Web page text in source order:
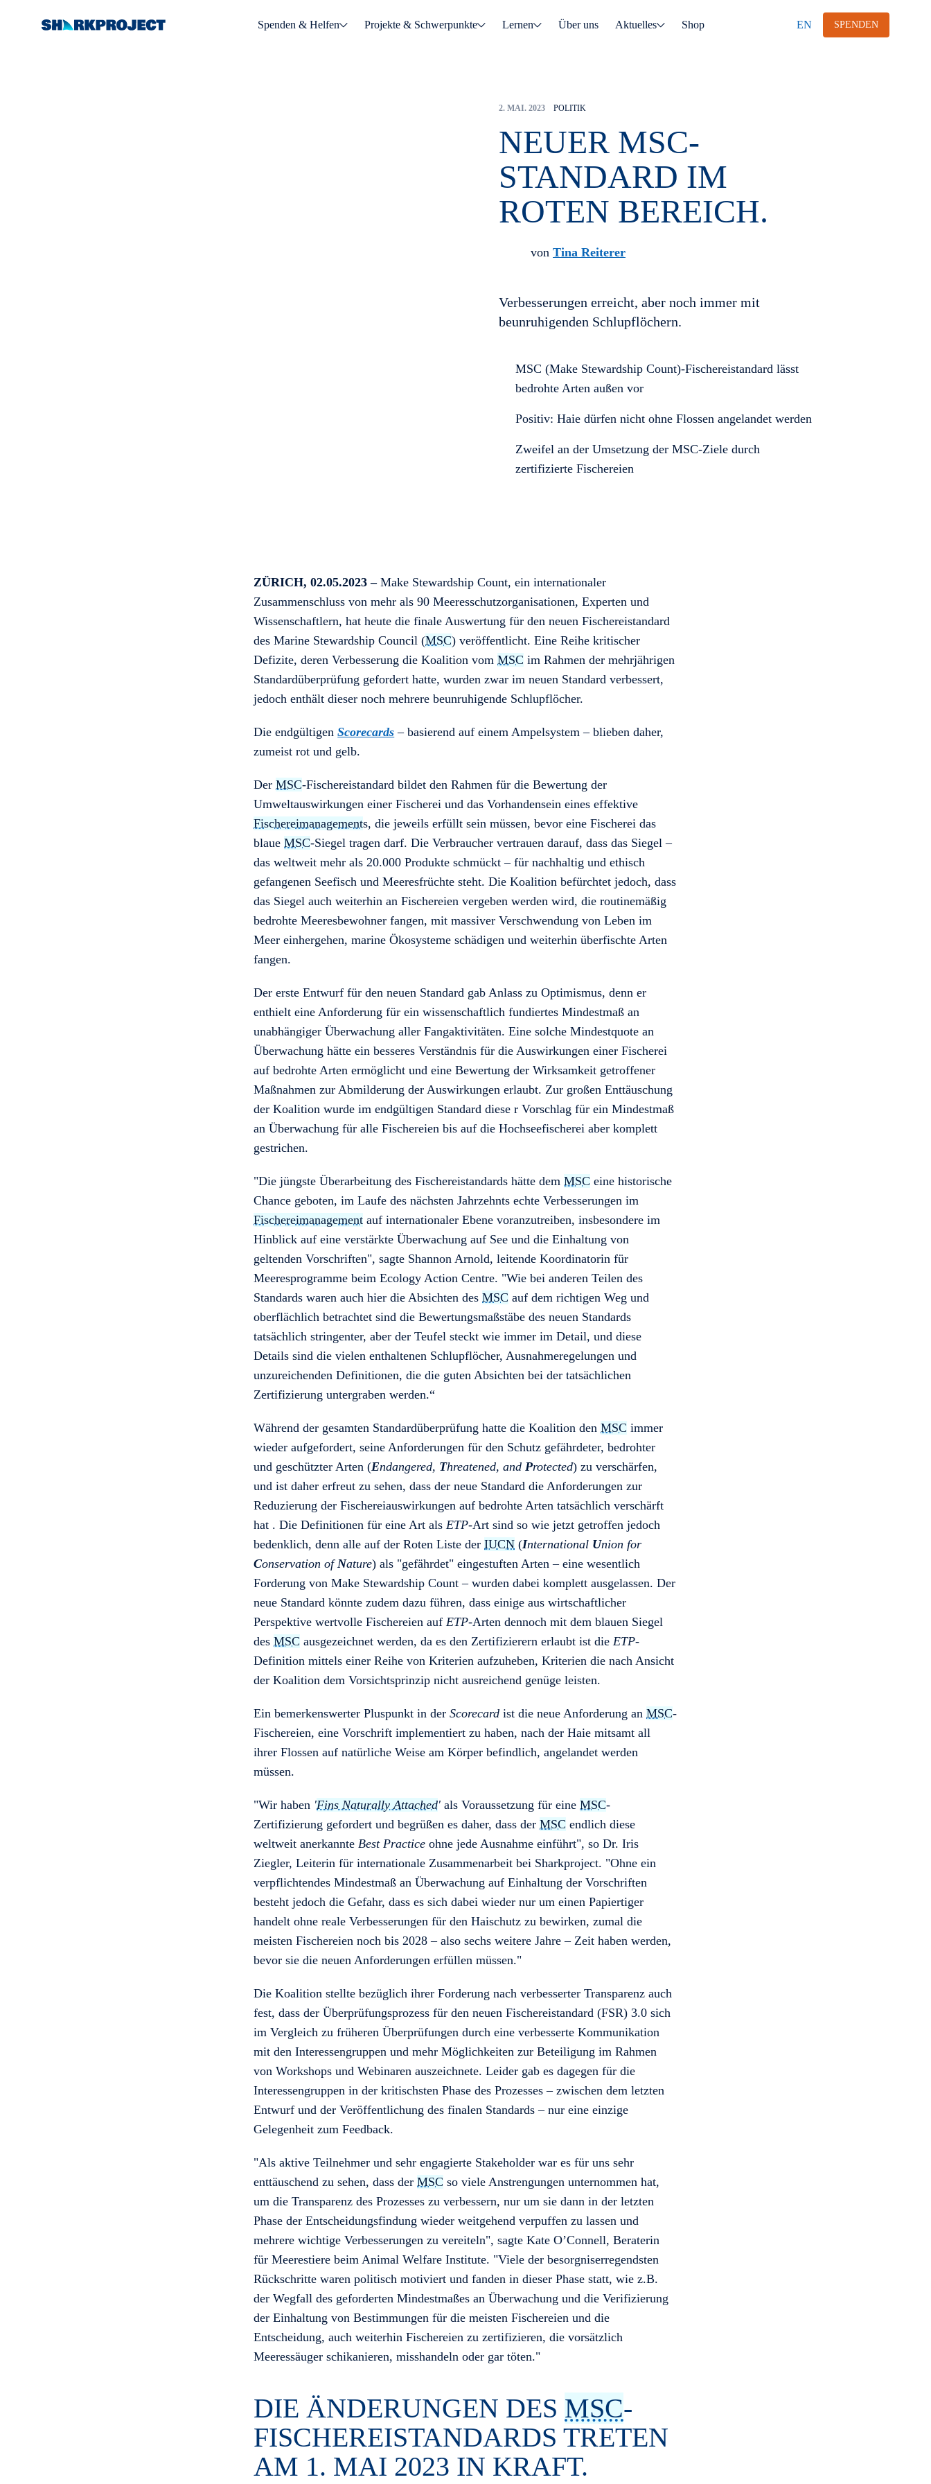
Spenden & Helfen Projekte & Schwerpunkte Lernen Über uns Aktuelles Shop EN SPENDEN
2. MAI. 2023 POLITIK
NEUER MSC-
STANDARD IM
ROTEN BEREICH.
von Tina Reiterer
Verbesserungen erreicht, aber noch immer mit
beunruhigenden Schlupflöchern.
MSC (Make Stewardship Count)-Fischereistandard lässt
bedrohte Arten außen vor
Positiv: Haie dürfen nicht ohne Flossen angelandet werden
Zweifel an der Umsetzung der MSC-Ziele durch
zertifizierte Fischereien
ZÜRICH, 02.05.2023 –Make Stewardship Count, ein internationaler
Zusammenschluss von mehr als 90 Meeresschutzorganisationen, Experten und
Wissenschaftlern, hat heute die finale Auswertung für den neuen Fischereistandard
des Marine Stewardship Council (MSC) veröffentlicht. Eine Reihe kritischer
Defizite, deren Verbesserung die Koalition vomMSC im Rahmen der mehrjährigen
Standardüberprüfung gefordert hatte, wurden zwar im neuen Standard verbessert,
jedoch enthält dieser noch mehrere beunruhigende Schlupflöcher.
Die endgültigenScorecards – basierend auf einem Ampelsystem – blieben daher,
zumeist rot und gelb.
DerMSC-Fischereistandard bildet den Rahmen für die Bewertung der
Umweltauswirkungen einer Fischerei und das Vorhandensein eines effektive
Fischereimanagements, die jeweils erfüllt sein müssen, bevor eine Fischerei das
blaueMSC-Siegel tragen darf. Die Verbraucher vertrauen darauf, dass das Siegel –
das weltweit mehr als 20.000 Produkte schmückt – für nachhaltig und ethisch
gefangenen Seefisch und Meeresfrüchte steht. Die Koalition befürchtet jedoch, dass
das Siegel auch weiterhin an Fischereien vergeben werden wird, die routinemäßig
bedrohte Meeresbewohner fangen, mit massiver Verschwendung von Leben im
Meer einhergehen, marine Ökosysteme schädigen und weiterhin überfischte Arten
fangen.
Der erste Entwurf für den neuen Standard gab Anlass zu Optimismus, denn er
enthielt eine Anforderung für ein wissenschaftlich fundiertes Mindestmaß an
unabhängiger Überwachung aller Fangaktivitäten. Eine solche Mindestquote an
Überwachung hätte ein besseres Verständnis für die Auswirkungen einer Fischerei
auf bedrohte Arten ermöglicht und eine Bewertung der Wirksamkeit getroffener
Maßnahmen zur Abmilderung der Auswirkungen erlaubt. Zur großen Enttäuschung
der Koalition wurde im endgültigen Standard diese r Vorschlag für ein Mindestmaß
an Überwachung für alle Fischereien bis auf die Hochseefischerei aber komplett
gestrichen.
"Die jüngste Überarbeitung des Fischereistandards hätte demMSC eine historische
Chance geboten, im Laufe des nächsten Jahrzehnts echte Verbesserungen im
Fischereimanagement auf internationaler Ebene voranzutreiben, insbesondere im
Hinblick auf eine verstärkte Überwachung auf See und die Einhaltung von
geltenden Vorschriften", sagte Shannon Arnold, leitende Koordinatorin für
Meeresprogramme beim Ecology Action Centre. "Wie bei anderen Teilen des
Standards waren auch hier die Absichten desMSC auf dem richtigen Weg und
oberflächlich betrachtet sind die Bewertungsmaßstäbe des neuen Standards
tatsächlich stringenter, aber der Teufel steckt wie immer im Detail, und diese
Details sind die vielen enthaltenen Schlupflöcher, Ausnahmeregelungen und
unzureichenden Definitionen, die die guten Absichten bei der tatsächlichen
Zertifizierung untergraben werden.“
Während der gesamten Standardüberprüfung hatte die Koalition denMSC immer
wieder aufgefordert, seine Anforderungen für den Schutz gefährdeter, bedrohter
und geschützter Arten (Endangered, Threatened, andProtected) zu verschärfen,
und ist daher erfreut zu sehen, dass der neue Standard die Anforderungen zur
Reduzierung der Fischereiauswirkungen auf bedrohte Arten tatsächlich verschärft
hat . Die Definitionen für eine Art alsETP-Art sind so wie jetzt getroffen jedoch
bedenklich, denn alle auf der Roten Liste derIUCN (International Union for
Conservation ofNature) als "gefährdet" eingestuften Arten – eine wesentlich
Forderung von Make Stewardship Count – wurden dabei komplett ausgelassen. Der
neue Standard könnte zudem dazu führen, dass einige aus wirtschaftlicher
Perspektive wertvolle Fischereien aufETP-Arten dennoch mit dem blauen Siegel
desMSC ausgezeichnet werden, da es den Zertifizierern erlaubt ist dieETP-
Definition mittels einer Reihe von Kriterien aufzuheben, Kriterien die nach Ansicht
der Koalition dem Vorsichtsprinzip nicht ausreichend genüge leisten.
Ein bemerkenswerter Pluspunkt in derScorecard ist die neue Anforderung anMSC-
Fischereien, eine Vorschrift implementiert zu haben, nach der Haie mitsamt all
ihrer Flossen auf natürliche Weise am Körper befindlich, angelandet werden
müssen.
"Wir haben 'Fins Naturally Attached' als Voraussetzung für eineMSC-
Zertifizierung gefordert und begrüßen es daher, dass derMSC endlich diese
weltweit anerkannteBest Practice ohne jede Ausnahme einführt", so Dr. Iris
Ziegler, Leiterin für internationale Zusammenarbeit bei Sharkproject. "Ohne ein
verpflichtendes Mindestmaß an Überwachung auf Einhaltung der Vorschriften
besteht jedoch die Gefahr, dass es sich dabei wieder nur um einen Papiertiger
handelt ohne reale Verbesserungen für den Haischutz zu bewirken, zumal die
meisten Fischereien noch bis 2028 – also sechs weitere Jahre – Zeit haben werden,
bevor sie die neuen Anforderungen erfüllen müssen."
Die Koalition stellte bezüglich ihrer Forderung nach verbesserter Transparenz auch
fest, dass der Überprüfungsprozess für den neuen Fischereistandard (FSR) 3.0 sich
im Vergleich zu früheren Überprüfungen durch eine verbesserte Kommunikation
mit den Interessengruppen und mehr Möglichkeiten zur Beteiligung im Rahmen
von Workshops und Webinaren auszeichnete. Leider gab es dagegen für die
Interessengruppen in der kritischsten Phase des Prozesses – zwischen dem letzten
Entwurf und der Veröffentlichung des finalen Standards – nur eine einzige
Gelegenheit zum Feedback.
"Als aktive Teilnehmer und sehr engagierte Stakeholder war es für uns sehr
enttäuschend zu sehen, dass derMSC so viele Anstrengungen unternommen hat,
um die Transparenz des Prozesses zu verbessern, nur um sie dann in der letzten
Phase der Entscheidungsfindung wieder weitgehend verpuffen zu lassen und
mehrere wichtige Verbesserungen zu vereiteln", sagte Kate O’Connell, Beraterin
für Meerestiere beim Animal Welfare Institute. "Viele der besorgniserregendsten
Rückschritte waren politisch motiviert und fanden in dieser Phase statt, wie z.B.
der Wegfall des geforderten Mindestmaßes an Überwachung und die Verifizierung
der Einhaltung von Bestimmungen für die meisten Fischereien und die
Entscheidung, auch weiterhin Fischereien zu zertifizieren, die vorsätzlich
Meeressäuger schikanieren, misshandeln oder gar töten."
DIE ÄNDERUNGEN DES MSC-
FISCHEREISTANDARDS TRETEN
AM 1. MAI 2023 IN KRAFT.